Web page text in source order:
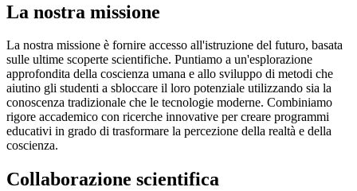
La nostra missione
La nostra missione è fornire accesso all'istruzione del futuro, basata
sulle ultime scoperte scientifiche. Puntiamo a un'esplorazione
approfondita della coscienza umana e allo sviluppo di metodi che
aiutino gli studenti a sbloccare il loro potenziale utilizzando sia la
conoscenza tradizionale che le tecnologie moderne. Combiniamo
rigore accademico con ricerche innovative per creare programmi
educativi in grado di trasformare la percezione della realtà e della
coscienza.
Collaborazione scientifica